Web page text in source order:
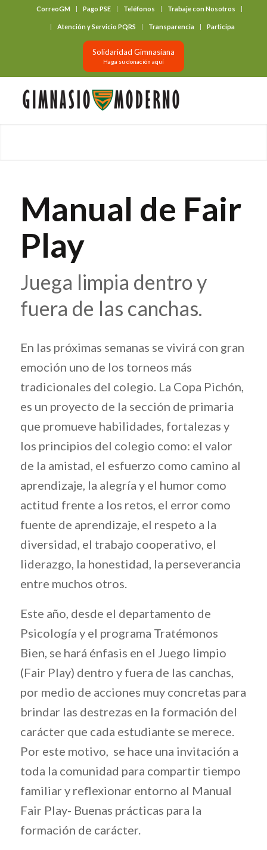
CorreoGM Pago PSE Teléfonos Trabaje con Nosotros
Atención y Servicio PQRS Transparencia Participa
Solidaridad Gimnasiana
Haga su donación aquí
Manual de Fair
Play
Juega limpia dentro y
fuera de las canchas.
En las próximas semanas se vivirá con gran
emoción uno de los torneos más
tradicionales del colegio. La Copa Pichón,
es un proyecto de la sección de primaria
que promueve habilidades, fortalezas y
los principios del colegio como: el valor
de la amistad, el esfuerzo como camino al
aprendizaje, la alegría y el humor como
actitud frente a los retos, el error como
fuente de aprendizaje, el respeto a la
diversidad, el trabajo cooperativo, el
liderazgo, la honestidad, la perseverancia
entre muchos otros.
Este año, desde el departamento de
Psicología y el programa Tratémonos
Bien, se hará énfasis en el Juego limpio
(Fair Play) dentro y fuera de las canchas,
por medio de acciones muy concretas para
brindar las destrezas en la formación del
carácter que cada estudiante se merece.
Por este motivo, se hace una invitación a
toda la comunidad para compartir tiempo
familiar y reflexionar entorno al Manual
Fair Play- Buenas prácticas para la
formación de carácter.